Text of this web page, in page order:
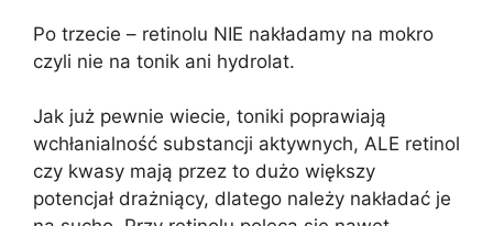
Po trzecie – retinolu NIE nakładamy na mokro
czyli nie na tonik ani hydrolat.
Jak już pewnie wiecie, toniki poprawiają
wchłanialność substancji aktywnych, ALE retinol
czy kwasy mają przez to dużo większy
potencjał drażniący, dlatego należy nakładać je